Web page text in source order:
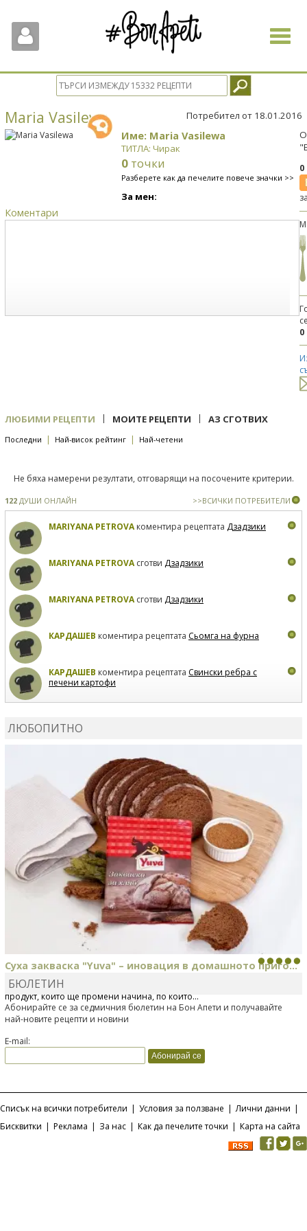
Toggle
Maria Vasilewa Потребител от 18.01.2016
Име: Maria Vasilewa
ТИТЛА: Чирак
0 точки
Разберете как да печелите повече значки >>
За мен:
Коментари
0
ЛЮБИМИ РЕЦЕПТИ | МОИТЕ РЕЦЕПТИ | АЗ СГОТВИХ
Последни | Най-висок рейтинг | Най-четени
Не бяха намерени резултати, отговарящи на посочените критерии.
122 ДУШИ ОНЛАЙН >>ВСИЧКИ ПОТРЕБИТЕЛИ
MARIYANA PETROVAкоментира рецептата Дзадзики
MARIYANA PETROVAсготви Дзадзики
MARIYANA PETROVAсготви Дзадзики
КАРДАШЕВ коментира рецептата Сьомга на фурна
КАРДАШЕВ коментира рецептата Свински ребра с
печени картофи
ЛЮБОПИТНО
Суха закваска "Yuva" – иновация в домашното приго...
Отскоро Лесафр България стартира предлагането на изцяло нов
продукт, който ще промени начина, по който...
БЮЛЕТИН
Абонирайте се за седмичния бюлетин на Бон Апети и получавайте
най-новите рецепти и новини
E-mail:
Списък на всички потребители | Условия за ползване | Лични данни |
Бисквитки | Реклама | За нас | Как да печелите точки | Карта на сайта